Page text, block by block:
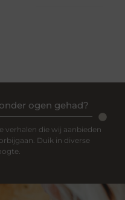
ogen gehad?
verhalen die wij aanbieden
Duik in diverse